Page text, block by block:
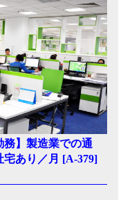
務】製造業での通
宅あり／月 [A-379]